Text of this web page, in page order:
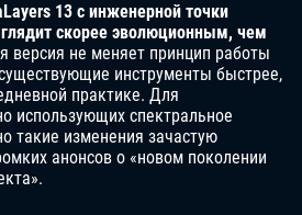
13 с инженерной точки
скорее эволюционным, чем
версия не меняет принцип работы
инструменты быстрее,
практике. Для
использующих спектральное
такие изменения зачастую
анонсов о «новом поколении